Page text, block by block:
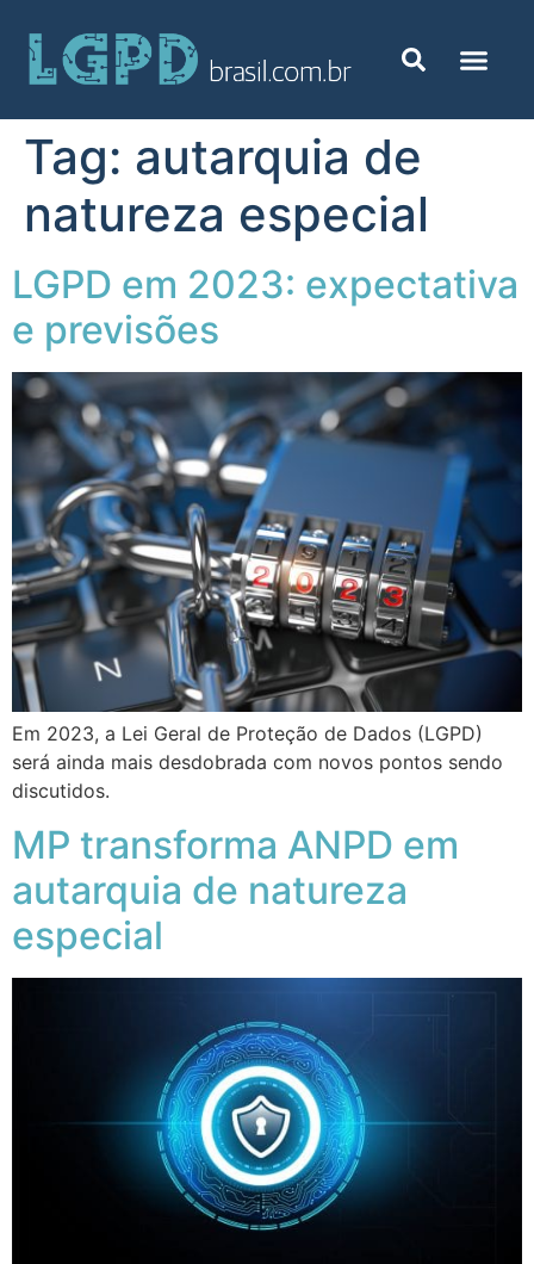
Tag: autarquia de
natureza especial
LGPD em 2023: expectativa
e previsões
Em 2023, a Lei Geral de Proteção de Dados (LGPD)
será ainda mais desdobrada com novos pontos sendo
discutidos.
MP transforma ANPD em
autarquia de natureza
especial